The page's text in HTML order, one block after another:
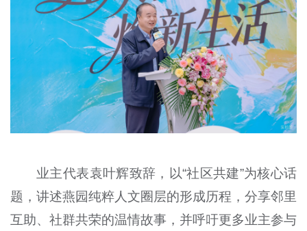
业主代表袁叶辉致辞，以“社区共建”为核心话
题，讲述燕园纯粹人文圈层的形成历程，分享邻里
互助、社群共荣的温情故事，并呼吁更多业主参与